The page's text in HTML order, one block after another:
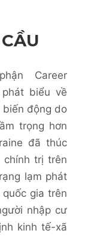
Career
biểu về
biến động do
trọng hơn
đã thúc
trị trên
lạm phát
gia trên
nhập cư
kinh tế-xã